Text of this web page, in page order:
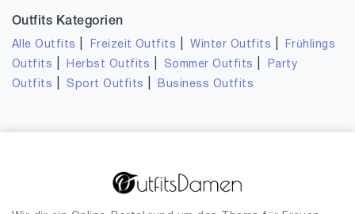
Outfits Kategorien
Alle Outfits Freizeit Outfits |Winter Outfits
Frühlings
Outfits
Herbst Outfits Sommer Outfits
Party
Outfits
Sport Outfits Business Outfits